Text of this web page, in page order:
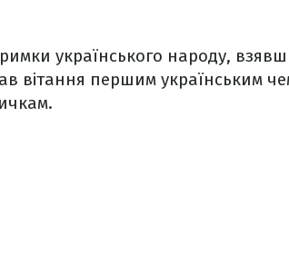
українського народу,
вітання першим українським